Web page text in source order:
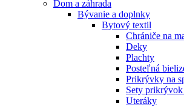
Dom a záhrada
Bývanie a doplnky
Bytový textil
Chrániče na
Deky
Plachty
Posteľná
Prikrývky na
Sety
Uteráky